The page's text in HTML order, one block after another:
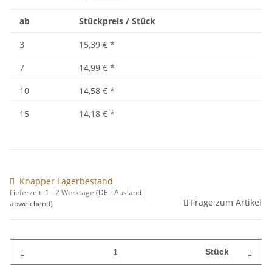
ab Stückpreis / Stück
3 15,39 € *
7
14,99 € *
10
14,58 € *
15
14,18 € *
Knapper Lagerbestand
Lieferzeit: 1 - 2 Werktage (DE - Ausland
abweichend)
Frage zum Artikel
Stück